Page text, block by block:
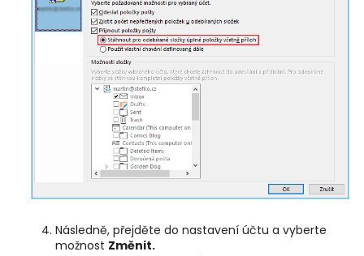
Následně, přejděte do nastavení účtu a vyberte
možnost Změnit.